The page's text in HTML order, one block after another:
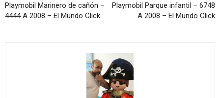
Playmobil Marinero de cañón –
4444 A 2008 – El Mundo Click
Playmobil Parque infantil – 6748
A 2008 – El Mundo Click